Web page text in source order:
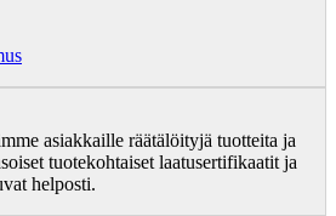
asiakkaille räätälöityjä tuotteita ja
tuotekohtaiset laatusertifikaatit ja
helposti.